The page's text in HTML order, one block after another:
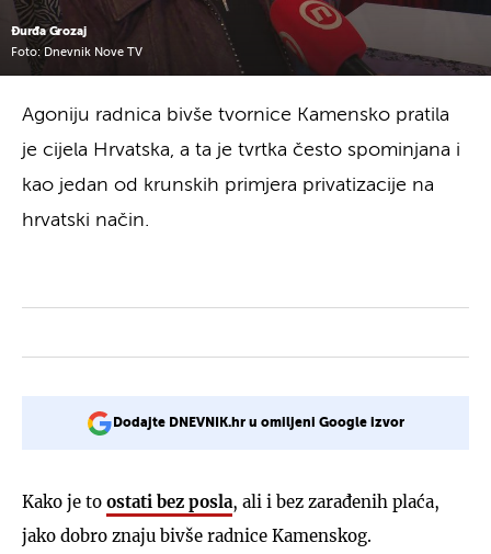
Đurđa Grozaj
Foto: Dnevnik Nove TV
Agoniju radnica bivše tvornice Kamensko pratila
je cijela Hrvatska, a ta je tvrtka često spominjana i
kao jedan od krunskih primjera privatizacije na
hrvatski način.
Dodajte DNEVNIK.hr u omiljeni Google izvor
Kako je to ostati bez posla, ali i bez zarađenih plaća,
jako dobro znaju bivše radnice Kamenskog.